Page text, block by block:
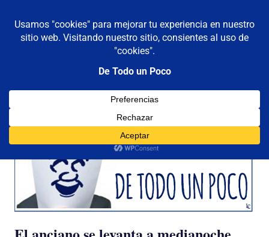
contenido
De todo un poco
Reflexiones,
Viajes
MENÚ